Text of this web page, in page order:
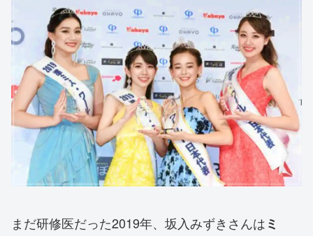
まだ研修医だった2019年、 坂入みずきさんはミ